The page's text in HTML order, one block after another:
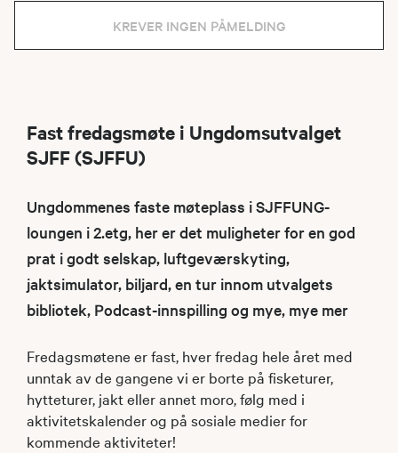
KREVER INGEN PÅMELDING
Fast fredagsmøte i Ungdomsutvalget
SJFF (SJFFU)
Ungdommenes faste møteplass i SJFFUNG-
loungen i 2.etg, her er det muligheter for en god
prat i godt selskap, luftgeværskyting,
jaktsimulator, biljard, en tur innom utvalgets
bibliotek, Podcast-innspilling og mye, mye mer
Fredagsmøtene er fast, hver fredag hele året med
unntak av de gangene vi er borte på fisketurer,
hytteturer, jakt eller annet moro, følg med i
aktivitetskalender og på sosiale medier for
kommende aktiviteter!